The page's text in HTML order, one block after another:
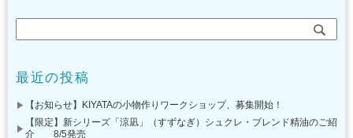
最近の投稿
【お知らせ】KIYATAの小物作りワークショップ、募集開始！
【限定】新シリーズ「涼凪」（すずなぎ）シュクレ・ブレンド精油のご紹
介 8/5発売